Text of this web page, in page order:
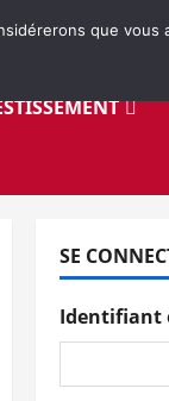
SE
Identifiant
que vous